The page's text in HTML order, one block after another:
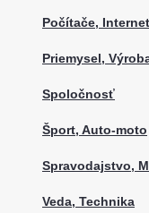
Počítače, Internet
Priemysel,
Spoločnosť
Šport, Auto-moto
Spravodajstvo,
Veda, Technika